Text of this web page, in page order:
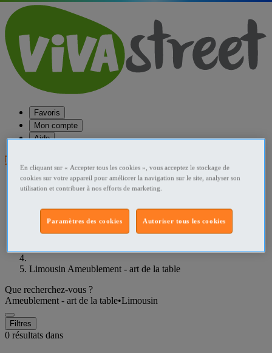
Favoris
Mon compte
Aide
Publier une annonce
Favoris
Publier une annonce
Accueil
Limousin Ameublement - art de la table
Que recherchez-vous ?
Ameublement - art de la table•Limousin
Filtres
0 résultats dans
En cliquant sur « Accepter tous les cookies », vous acceptez le stockage de
cookies sur votre appareil pour améliorer la navigation sur le site, analyser son
utilisation et contribuer à nos efforts de marketing.
Autoriser tous les cookies
Paramètres des cookies